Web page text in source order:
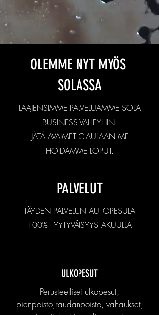
OLEMME NYT MYÖS
SOLASSA
LAAJENSIMME PALVELUAMME SOLA
BUSINESS VALLEYHIN.
JÄTÄ AVAIMET C-AULAAN ME
HOIDAMME LOPUT.
PALVELUT
TÄYDEN PALVELUN AUTOPESULA
100% TYYTYVÄISYYSTAKUULLA
ULKOPESUT
Perusteelliset ulkopesut,
pienpoisto,raudanpoisto, vahaukset,